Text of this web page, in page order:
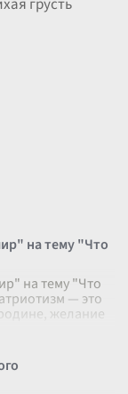
грусть
на тему "Что
на тему "Что
— это
желание